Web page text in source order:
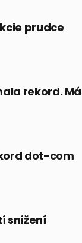
prudce
rekord. Má
dot-com
snížení